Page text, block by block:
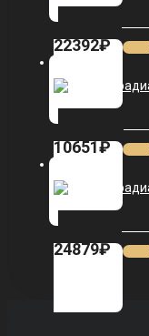
22392₽
10651₽
24879₽